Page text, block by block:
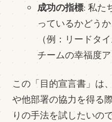
成功の指標: 私た
っているかどう
（例：リードタ
チームの幸福度
この「目的宣言書」は
や他部署の協力を得る
りの手法を試したいの